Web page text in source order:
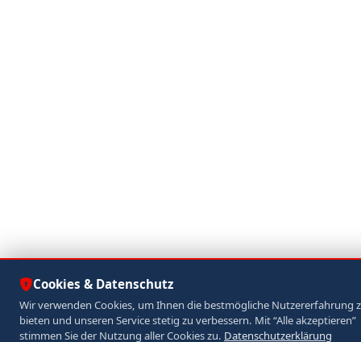
Cookies & Datenschutz
Wir verwenden Cookies, um Ihnen die bestmögliche Nutzererfahrung
bieten und unseren Service stetig zu verbessern. Mit “Alle akzeptieren”
stimmen Sie der Nutzung aller Cookies zu. Datenschutzerklärung